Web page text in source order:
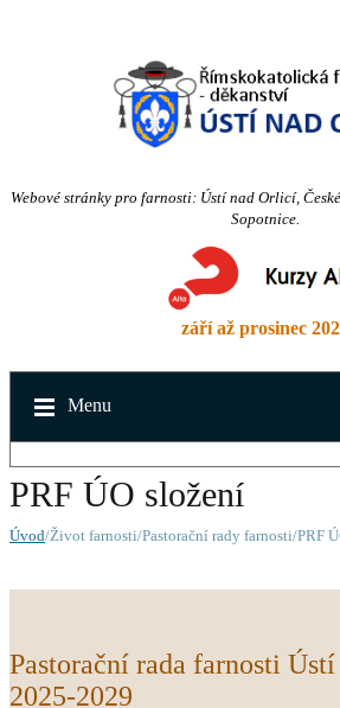
Webové stránky pro farnosti: Ústí nad Orlicí,
Sopotnice.
září až prosinec
Menu
PRF ÚO složení
Úvod/Život farnosti/Pastorační rady farnosti/PRF
Pastorační rada farnosti
2025-2029